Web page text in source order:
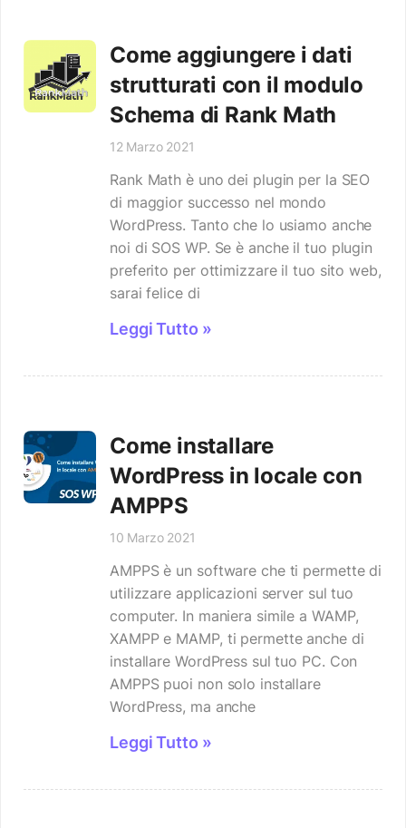
Come aggiungere i dati
strutturati con il modulo
Schema di Rank Math
12 Marzo 2021
Rank Math è uno dei plugin per la SEO
di maggior successo nel mondo
WordPress. Tanto che lo usiamo anche
noi di SOS WP. Se è anche il tuo plugin
preferito per ottimizzare il tuo sito web,
sarai felice di
Leggi Tutto »
Come installare
WordPress in locale con
AMPPS
10 Marzo 2021
AMPPS è un software che ti permette di
utilizzare applicazioni server sul tuo
computer. In maniera simile a WAMP,
XAMPP e MAMP, ti permette anche di
installare WordPress sul tuo PC. Con
AMPPS puoi non solo installare
WordPress, ma anche
Leggi Tutto »